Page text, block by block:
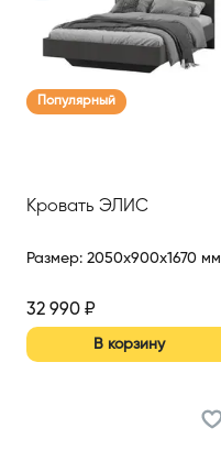
Популярный
Кровать ЭЛИС
Размер: 2050x900x1670 мм
32 990 ₽
В корзину